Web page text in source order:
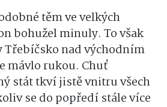
těm ve velkých
bohužel minuly. To však
Třebíčsko nad východním
mávlo rukou. Chuť
stát tkví jistě vnitru všech
se do popředí stále více